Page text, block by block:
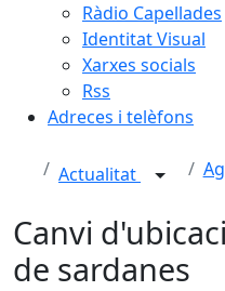
Ràdio Capellades
Identitat Visual
Xarxes socials
Rss
Adreces i telèfons
Actualitat
Canvi
de sardanes